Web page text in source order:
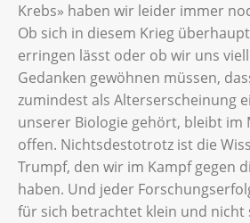
Krebs» haben wir leider immer
Ob sich in diesem Krieg
erringen lässt oder ob wir uns
Gedanken gewöhnen müssen,
zumindest als Alterserscheinung
unserer Biologie gehört, bleibt im
offen. Nichtsdestotrotz ist die
Trumpf, den wir im Kampf gegen
haben. Und jeder
für sich betrachtet klein und nicht